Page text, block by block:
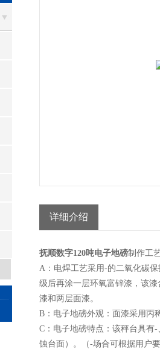
详细介绍
抚顺数字120吨电子地磅制作工
A：电焊工艺采用-的二氧化碳
级后再涂一层环氧富锌漆，该
漆和两层面漆。
B：电子地磅外观：面漆采用丙
C：电子地磅特点：该秤台具有
蚀台面）。（-场合可根据用户要